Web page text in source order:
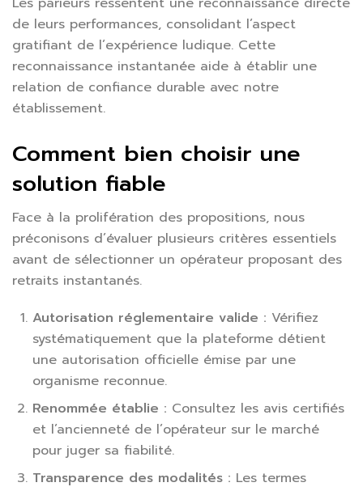
de leurs performances, consolidant l’aspect
gratifiant de l’expérience ludique. Cette
reconnaissance instantanée aide à établir une
relation de confiance durable avec notre
établissement.
Comment bien choisir une
solution fiable
Face à la prolifération des propositions, nous
préconisons d’évaluer plusieurs critères essentiels
avant de sélectionner un opérateur proposant des
retraits instantanés.
Autorisation réglementaire valide : Vérifiez
systématiquement que la plateforme détient
une autorisation officielle émise par une
organisme reconnue.
Renommée établie : Consultez les avis certifiés
et l’ancienneté de l’opérateur sur le marché
pour juger sa fiabilité.
Transparence des modalités : Les termes